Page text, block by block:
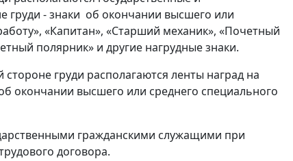
груди - знаки об окончании высшего или
«Капитан», «Старший механик», «Почетный
полярник» и другие нагрудные знаки.
груди располагаются ленты наград на
окончании высшего или среднего специального
гражданскими служащими при
договора.